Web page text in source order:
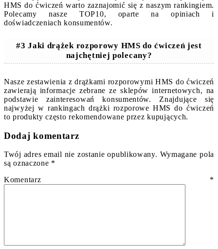
HMS do ćwiczeń warto zaznajomić się z naszym rankingiem.
Polecamy nasze TOP10, oparte na opiniach i
doświadczeniach konsumentów.
#3 Jaki drążek rozporowy HMS do ćwiczeń jest
najchętniej polecany?
Nasze zestawienia z drążkami rozporowymi HMS do ćwiczeń
zawierają informacje zebrane ze sklepów internetowych, na
podstawie zainteresowań konsumentów. Znajdujące się
najwyżej w rankingach drążki rozporowe HMS do ćwiczeń
to produkty często rekomendowane przez kupujących.
Dodaj komentarz
Twój adres email nie zostanie opublikowany. Wymagane pola
są oznaczone *
Komentarz *